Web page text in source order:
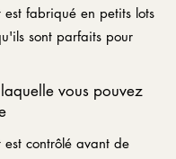
fabriqué en petits lots
sont parfaits pour
vous pouvez
contrôlé avant de